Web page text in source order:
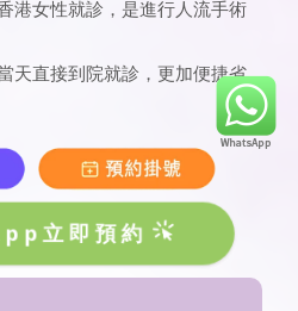
港女性就診，是進行人流手術
天直接到院就診，更加便捷省
立即預約